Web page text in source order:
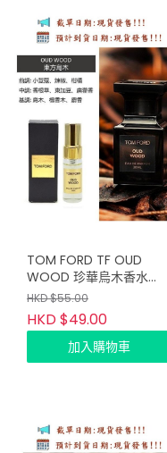
TOM FORD TF OUD
WOOD 珍華烏木香水
4m（專櫃貨）
HKD $55.00
HKD $49.00
加入購物車